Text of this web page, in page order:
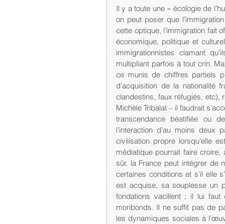
Il y a toute une « écologie de
on peut poser que
cette optique, l’immigration fait
économique, politique et
immigrationnistes clamant
multipliant parfois à tout crin.
ce munis de chiffres partiels
d’acquisition de la nationalité
clandestins, faux réfugiés, etc),
Michèle Tribalat – il faudrait
transcendance béatifiée ou
l’interaction d’au moins
civilisation propre lorsqu’elle
médiatique pourrait faire
sûr, la France peut intégrer de
certaines conditions et s’il elle
est acquise, sa souplesse un
fondations vacillent ; il lui
moribonds. Il ne suffit pas de
les dynamiques sociales à